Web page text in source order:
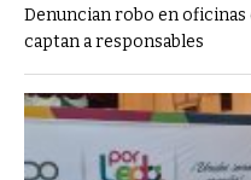
Denuncian robo en oficinas
captan a responsables